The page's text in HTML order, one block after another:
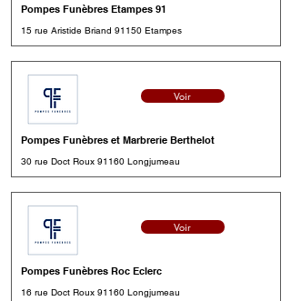
Pompes Funèbres Etampes 91
15 rue Aristide Briand 91150 Etampes
Voir
Pompes Funèbres et Marbrerie Berthelot
30 rue Doct Roux 91160 Longjumeau
Voir
Pompes Funèbres Roc Eclerc
16 rue Doct Roux 91160 Longjumeau